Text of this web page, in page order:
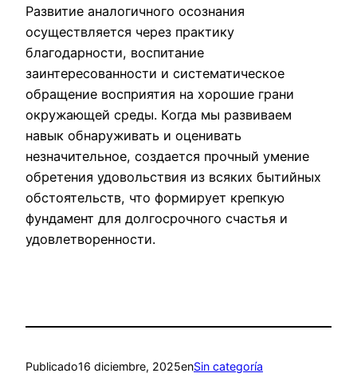
Развитие аналогичного осознания
осуществляется через практику
благодарности, воспитание
заинтересованности и систематическое
обращение восприятия на хорошие грани
окружающей среды. Когда мы развиваем
навык обнаруживать и оценивать
незначительное, создается прочный умение
обретения удовольствия из всяких бытийных
обстоятельств, что формирует крепкую
фундамент для долгосрочного счастья и
удовлетворенности.
Publicado16 diciembre, 2025enSin categoría